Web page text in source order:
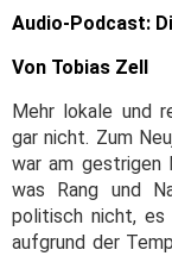
Audio-Podcast:
Von Tobias Zell
Mehr lokale und
gar nicht. Zum
war am gestrigen
was Rang und
politisch nicht, es
aufgrund der